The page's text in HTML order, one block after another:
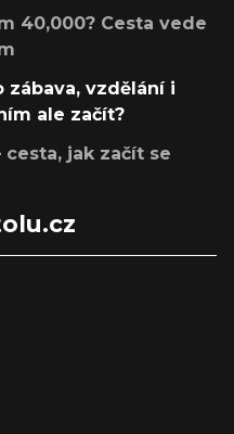
40,000? Cesta vede
vzdělání i
ale začít?
jak začít se